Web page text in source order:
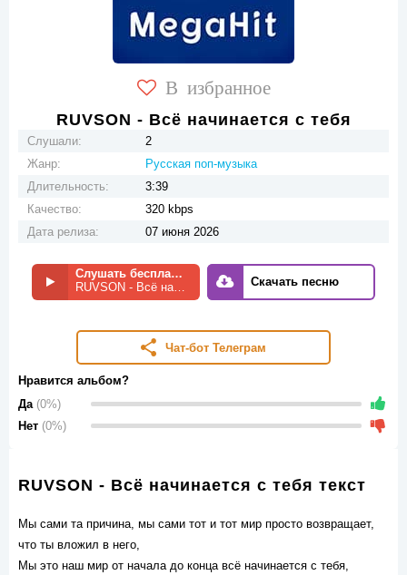
В избранное
RUVSON - Всё начинается с тебя
Слушали:
2
Жанр:
Русская поп-музыка
Длительность:
3:39
Качество:
320 kbps
Дата релиза:
07 июня 2026
Слушать бесплатно
RUVSON - Всё начинается с тебя
Скачать песню
Чат-бот Телеграм
Нравится альбом?
Да (0%)
Нет (0%)
RUVSON - Всё начинается с тебя текст
Мы сами та причина, мы сами тот и тот мир просто возвращает,
что ты вложил в него,
Мы это наш мир от начала до конца всё начинается с тебя,